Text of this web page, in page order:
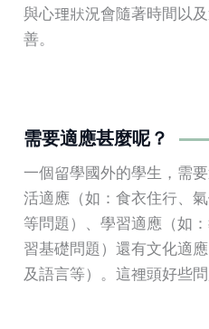
與心理狀況會隨著時間以
善。
需要適應甚麼呢？
一個留學國外的學生，需
活適應（如：食衣住行、
等問題）、學習適應（如
習基礎問題）還有文化適
及語言等）。這裡頭好些